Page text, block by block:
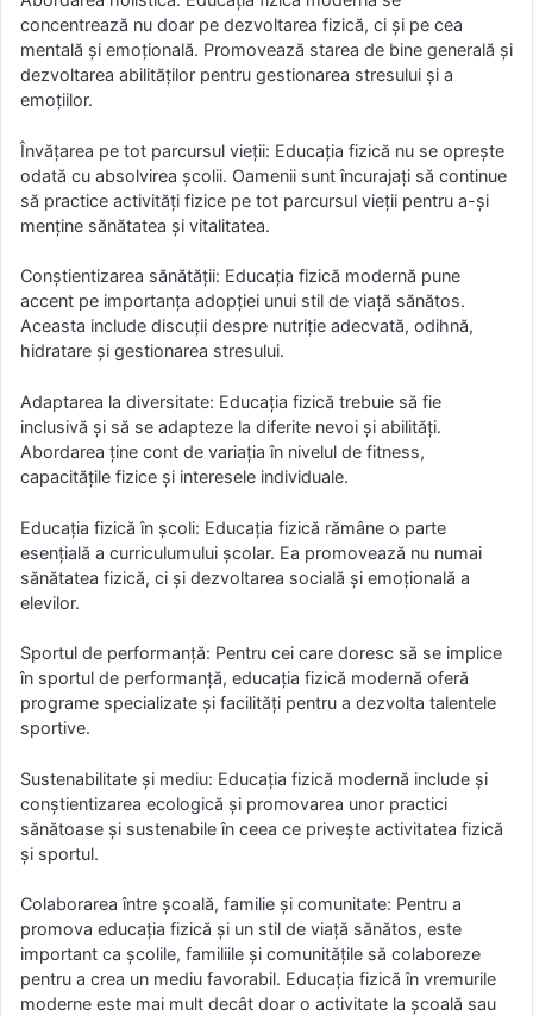
concentrează nu doar pe dezvoltarea fizică, ci și pe cea
mentală și emoțională. Promovează starea de bine generală și
dezvoltarea abilităților pentru gestionarea stresului și a
emoțiilor.
Învățarea pe tot parcursul vieții: Educația fizică nu se oprește
odată cu absolvirea școlii. Oamenii sunt încurajați să continue
să practice activități fizice pe tot parcursul vieții pentru a-și
menține sănătatea și vitalitatea.
Conștientizarea sănătății: Educația fizică modernă pune
accent pe importanța adopției unui stil de viață sănătos.
Aceasta include discuții despre nutriție adecvată, odihnă,
hidratare și gestionarea stresului.
Adaptarea la diversitate: Educația fizică trebuie să fie
inclusivă și să se adapteze la diferite nevoi și abilități.
Abordarea ține cont de variația în nivelul de fitness,
capacitățile fizice și interesele individuale.
Educația fizică în școli: Educația fizică rămâne o parte
esențială a curriculumului școlar. Ea promovează nu numai
sănătatea fizică, ci și dezvoltarea socială și emoțională a
elevilor.
Sportul de performanță: Pentru cei care doresc să se implice
în sportul de performanță, educația fizică modernă oferă
programe specializate și facilități pentru a dezvolta talentele
sportive.
Sustenabilitate și mediu: Educația fizică modernă include și
conștientizarea ecologică și promovarea unor practici
sănătoase și sustenabile în ceea ce privește activitatea fizică
și sportul.
Colaborarea între școală, familie și comunitate: Pentru a
promova educația fizică și un stil de viață sănătos, este
important ca școlile, familiile și comunitățile să colaboreze
pentru a crea un mediu favorabil. Educația fizică în vremurile
moderne este mai mult decât doar o activitate la școală sau